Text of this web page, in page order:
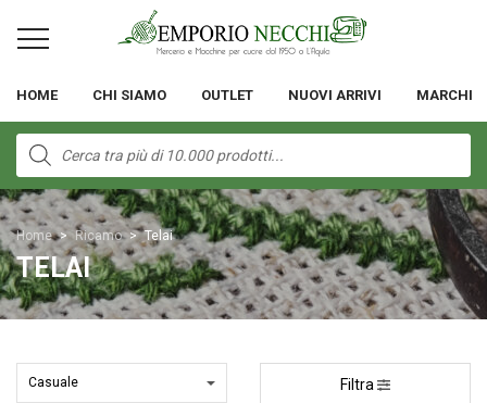
HOME CHI SIAMO OUTLET NUOVI ARRIVI MARCHI
Products
search
Home > Ricamo > Telai
TELAI
Filtra